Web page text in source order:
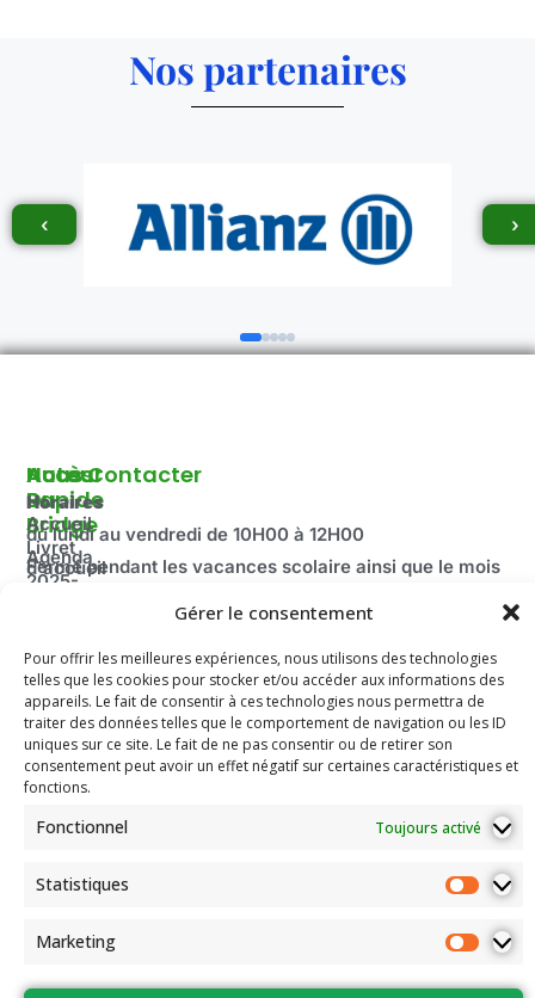
Gérer le consentement
Pour offrir les meilleures expériences, nous utilisons des technologies
telles que les cookies pour stocker et/ou accéder aux informations des
appareils. Le fait de consentir à ces technologies nous permettra de
traiter des données telles que le comportement de navigation ou les ID
uniques sur ce site. Le fait de ne pas consentir ou de retirer son
consentement peut avoir un effet négatif sur certaines caractéristiques et
fonctions.
Fonctionnel Toujours activé
Statistiques
Marketing
Nos partenaires
‹ ›
Autour
Du
Bridge
Livret
d'accueil
La
Fédération
Française
de Bridge
Accès
Rapide
Accueil
Agenda
2025-
du Comité
Jeunesse
Mentions
Légales
Les
de
Assemblées
et Conseils
Nous Contacter
Horaires
du lundi au vendredi de 10H00 à 12H00
Fermé pendant les vacances scolaire ainsi que le mois
69260 Charbonnières-les-Bains
Email: secretariat.colybridge@gmail.com
Tél: 04 78 42 10 89